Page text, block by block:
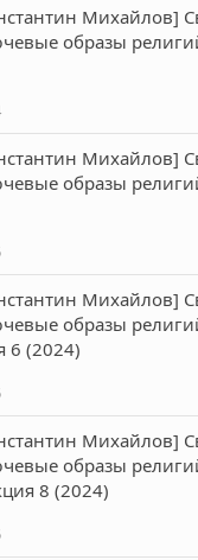
Михайлов]
образы
Михайлов]
образы
Михайлов]
образы
6 (2024)
Михайлов]
образы
8 (2024)